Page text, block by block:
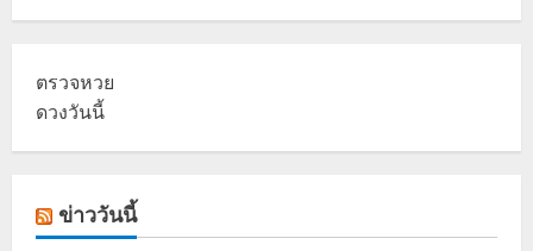
ตรวจหวย
ดวงวันนี้
ข่าววันนี้